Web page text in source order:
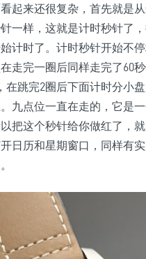
起来还很复杂，首先就是
一样，这就是计时秒针了
计时了。计时秒针开始不
走完一圈后同样走完了60
在跳完2圈后下面计时分小
九点位一直在走的，它是
把这个秒针给你做红了，
日历和星期窗口，同样有